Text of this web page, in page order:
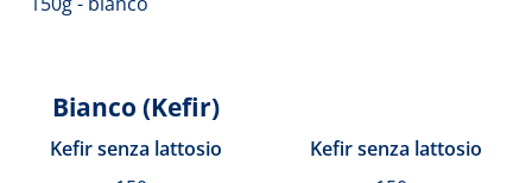
Bianco (Kefir)
Kefir senza lattosio
Kefir senza lattosio